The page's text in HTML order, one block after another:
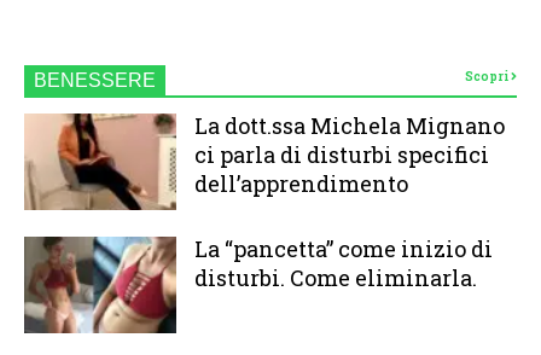
BENESSERE Scopri
La dott.ssa Michela Mignano
ci parla di disturbi specifici
dell’apprendimento
La “pancetta” come inizio di
disturbi. Come eliminarla.